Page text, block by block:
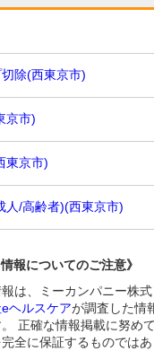
除(西東京市)
京市)
東京市)
人/高齢者)(西東京市)
報についてのご注意》
は、ミーカンパニー株式
ヘルスケアが調査した情
正確な情報掲載に努めて
全に保証するものではあ